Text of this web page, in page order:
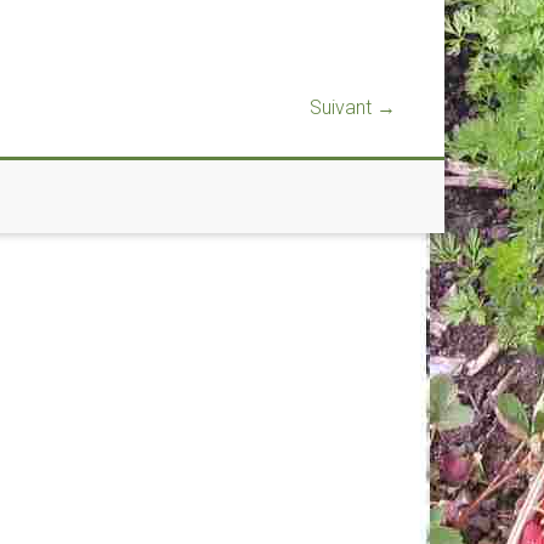
Suivant →